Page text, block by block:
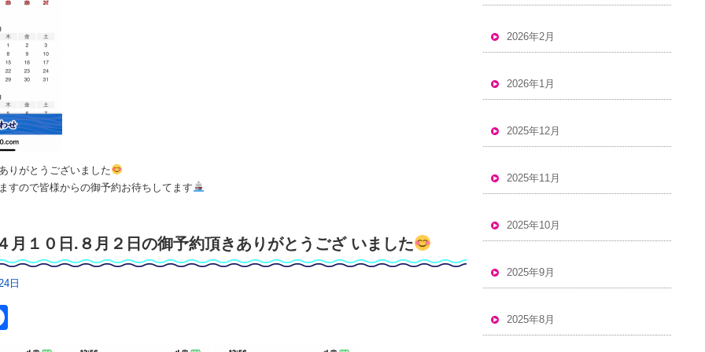
りがとうございました
すので皆様からの御予約お待ちしてます
月１０日.８月２日の御予約頂きありがとうござ いました
日
2026年2月
2026年1月
2025年12月
2025年11月
2025年10月
2025年9月
2025年8月